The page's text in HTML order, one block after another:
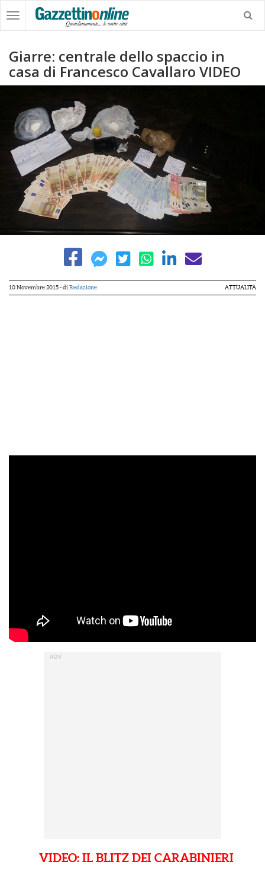
Giarre: centrale dello spaccio in
casa di Francesco Cavallaro VIDEO
10 Novembre 2015- di Redazione ATTUALITÀ
VIDEO: IL BLITZ DEI CARABINIERI